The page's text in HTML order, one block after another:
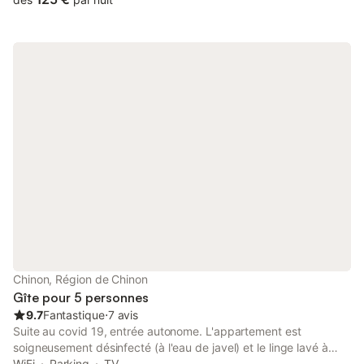
Chinon, Région de Chinon
Gîte pour 5 personnes
9.7Fantastique⋅7 avis
Suite au covid 19, entrée autonome. L'appartement est
soigneusement désinfecté (à l'eau de javel) et le linge lavé à